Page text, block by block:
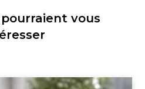
vous